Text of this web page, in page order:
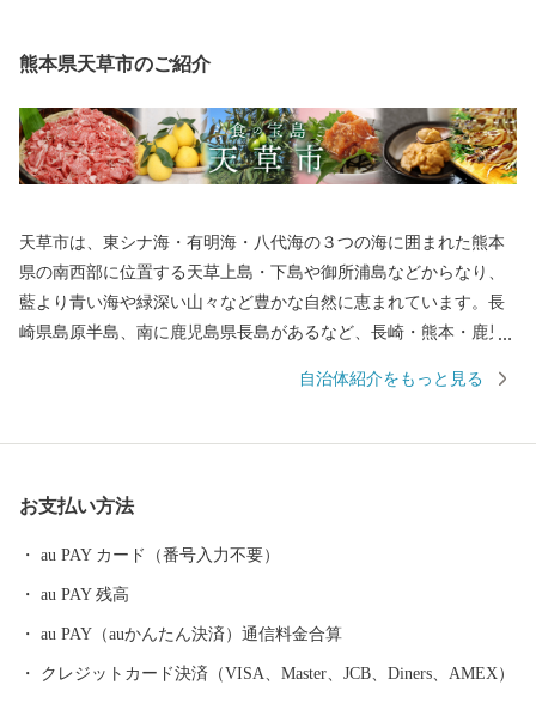
熊本県天草市のご紹介
天草市は、東シナ海・有明海・八代海の３つの海に囲まれた熊本
県の南西部に位置する天草上島・下島や御所浦島などからなり、
藍より青い海や緑深い山々など豊かな自然に恵まれています。長
崎県島原半島、南に鹿児島県長島があるなど、長崎・熊本・鹿児
域間交流などあらゆる分野において、さらなる発展が期待される
自治体紹介をもっと見る
お支払い方法
au PAY カード（番号入力不要）
au PAY 残高
au PAY（auかんたん決済）通信料金合算
クレジットカード決済（VISA、Master、JCB、Diners、AMEX）